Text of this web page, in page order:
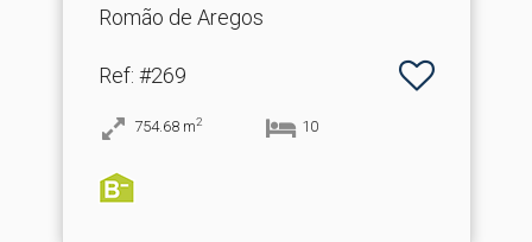
Romão de Aregos
Ref: #269
754.68 m2 10